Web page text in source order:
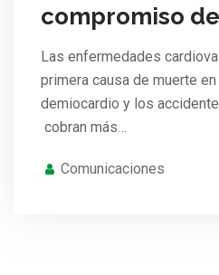
compromiso
Las enfermedades
primera causa de muerte
demiocardio y los
cobran más…
Comunicaciones